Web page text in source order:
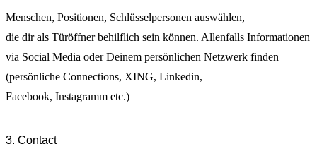
Menschen, Positionen, Schlüsselpersonen auswählen,
die dir als Türöffner behilflich sein können. Allenfalls Informationen
via Social Media oder Deinem persönlichen Netzwerk finden
(persönliche Connections, XING, Linkedin,
Facebook, Instagramm etc.)
3. Contact